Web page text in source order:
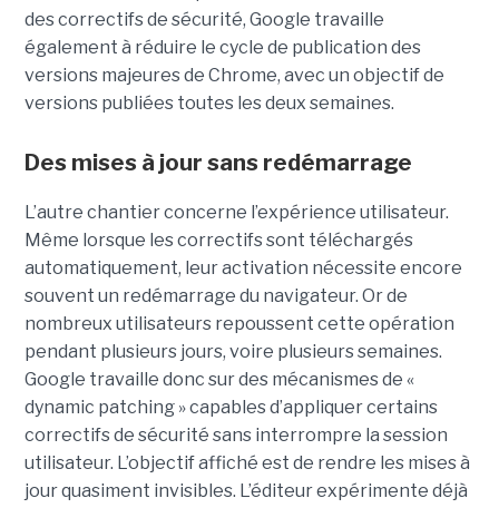
des correctifs de sécurité, Google travaille
également à réduire le cycle de publication des
versions majeures de Chrome, avec un objectif de
versions publiées toutes les deux semaines.
Des mises à jour sans redémarrage
L’autre chantier concerne l’expérience utilisateur.
Même lorsque les correctifs sont téléchargés
automatiquement, leur activation nécessite encore
souvent un redémarrage du navigateur. Or de
nombreux utilisateurs repoussent cette opération
pendant plusieurs jours, voire plusieurs semaines.
Google travaille donc sur des mécanismes de «
dynamic patching » capables d’appliquer certains
correctifs de sécurité sans interrompre la session
utilisateur. L’objectif affiché est de rendre les mises à
jour quasiment invisibles. L’éditeur expérimente déjà